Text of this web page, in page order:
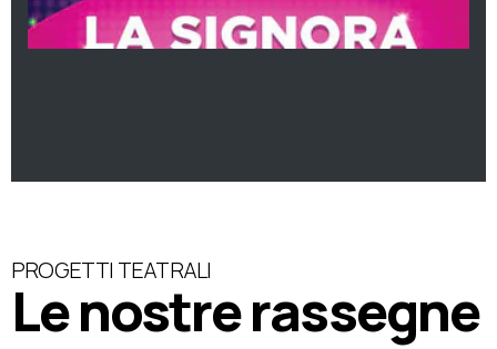
PROGETTI TEATRALI
Le nostre rassegne